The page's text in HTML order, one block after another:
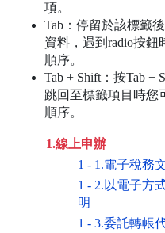
項。
Tab：停留於該標籤
資料，遇到radio按
順序。
Tab + Shift：按Tab +
跳回至標籤項目時
順序。
1.線上申辦
1 - 1.電子稅務
1 - 2.以電子方
明
1 - 3.委託轉帳